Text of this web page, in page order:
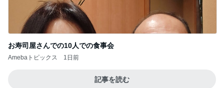
お寿司屋さんでの10人での食事会
Amebaトピックス 1日前
記事を読む